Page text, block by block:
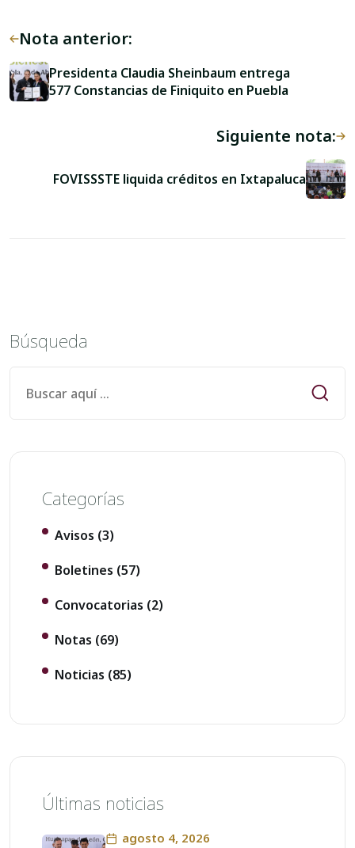
Nota anterior:
Presidenta Claudia Sheinbaum entrega
577 Constancias de Finiquito en Puebla
Siguiente nota:
FOVISSSTE liquida créditos en Ixtapaluca
Búsqueda
Categorías
Avisos (3)
Boletines (57)
Convocatorias (2)
Notas (69)
Noticias (85)
Últimas noticias
agosto 4, 2026